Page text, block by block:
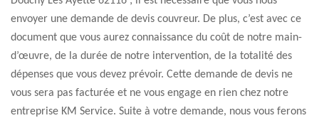
envoyer une demande de devis couvreur. De plus, c’est avec ce
document que vous aurez connaissance du coût de notre main-
d’œuvre, de la durée de notre intervention, de la totalité des
dépenses que vous devez prévoir. Cette demande de devis ne
vous sera pas facturée et ne vous engage en rien chez notre
entreprise KM Service. Suite à votre demande, nous vous ferons